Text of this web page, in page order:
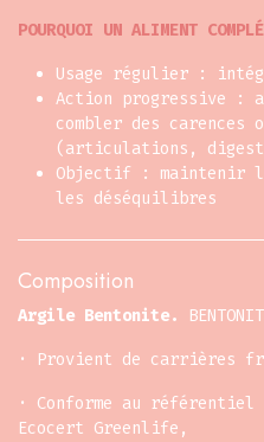
POURQUOI UN ALIMENT
Usage régulier :
Action progressive :
combler des
(articulations,
Objectif : maintenir
les déséquilibres
Composition
Argile Bentonite.
· Provient de ca​rrières
· Conforme au référentiel
Ecocert Greenlife,